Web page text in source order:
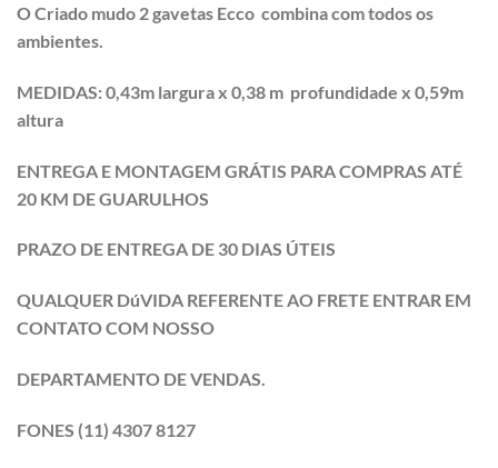
O Criado mudo 2 gavetas Ecco combina com todos os
ambientes.
MEDIDAS: 0,43m largura x 0,38 m profundidade x 0,59m
altura
ENTREGA E MONTAGEM GRÁTIS PARA COMPRAS ATÉ
20 KM DE GUARULHOS
PRAZO DE ENTREGA DE 30 DIAS ÚTEIS
QUALQUER DúVIDA REFERENTE AO FRETE ENTRAR EM
CONTATO COM NOSSO
DEPARTAMENTO DE VENDAS.
FONES (11) 4307 8127